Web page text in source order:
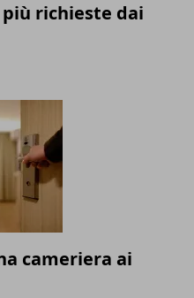
richieste dai
cameriera ai